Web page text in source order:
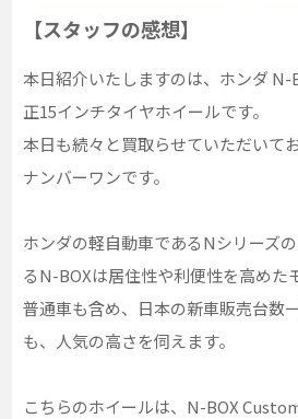
【スタッフの感想】
本日紹介いたしますのは、ホンダ N-
正15インチタイヤホイールです。
本日も続々と買取らせていただいて
ナンバーワンです。
ホンダの軽自動車であるNシリーズ
るN-BOXは居住性や利便性を高めた
普通車も含め、日本の新車販売台数
も、人気の高さを伺えます。
こちらのホイールは、N-BOX